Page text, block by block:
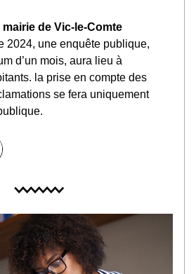
de Vic-le-Comte
2024, une enquête publique,
d’un mois, aura lieu à
la prise en compte des
se fera uniquement